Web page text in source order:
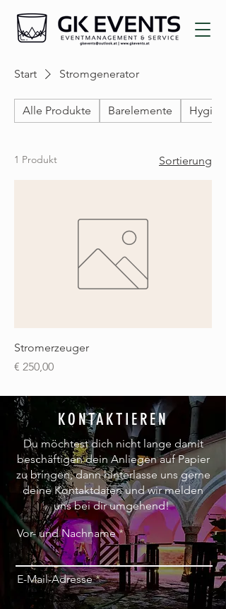
Start Stromgenerator
Alle Produkte Barelemente Hygiene
1 Produkt Sortierung
Stromerzeuger
Preis
€ 250,00
KONTAKTIEREN
Du möchtest dich nicht lange damit
beschäftigen dein Anliegen auf Papier
zu bringen, dann hinterlasse uns gerne
deine Kontaktdaten und wir melden
uns bei dir umgehend!
Vor- und Nachname
E-Mail-Adresse